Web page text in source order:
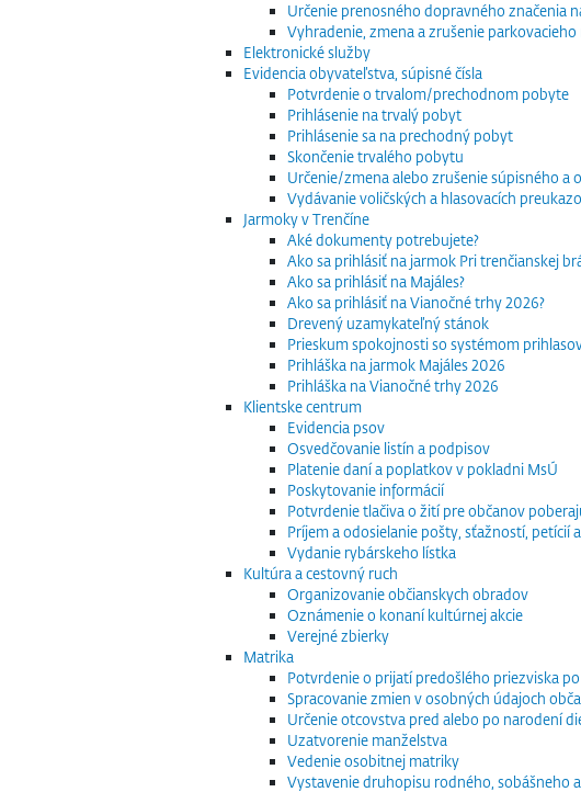
Určenie prenosného dopravného značenia
Vyhradenie, zmena a zrušenie parkovacieho
Elektronické služby
Evidencia obyvateľstva, súpisné čísla
Potvrdenie o trvalom/prechodnom pobyte
Prihlásenie na trvalý pobyt
Prihlásenie sa na prechodný pobyt
Skončenie trvalého pobytu
Určenie/zmena alebo zrušenie súpisného a
Vydávanie voličských a hlasovacích
Jarmoky v Trenčíne
Aké dokumenty potrebujete?
Ako sa prihlásiť na jarmok Pri trenčianskej
Ako sa prihlásiť na Majáles?
Ako sa prihlásiť na Vianočné trhy 2026?
Drevený uzamykateľný stánok
Prieskum spokojnosti so systémom
Prihláška na jarmok Majáles 2026
Prihláška na Vianočné trhy 2026
Klientske centrum
Evidencia psov
Osvedčovanie listín a podpisov
Platenie daní a poplatkov v pokladni MsÚ
Poskytovanie informácií
Potvrdenie tlačiva o žití pre občanov
Príjem a odosielanie pošty, sťažností, petícií
Vydanie rybárskeho lístka
Kultúra a cestovný ruch
Organizovanie občianskych obradov
Oznámenie o konaní kultúrnej akcie
Verejné zbierky
Matrika
Potvrdenie o prijatí predošlého priezviska
Spracovanie zmien v osobných údajoch
Určenie otcovstva pred alebo po narodení
Uzatvorenie manželstva
Vedenie osobitnej matriky
Vystavenie druhopisu rodného, sobášneho